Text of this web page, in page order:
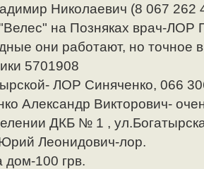
Николаевич (8 067 262
на Позняках врач-ЛОР
они работают, но точное
5701908
ЛОР Синяченко, 066
Александр Викторович-
ДКБ № 1 ,
Леонидович-лор.
дом-100 грв.